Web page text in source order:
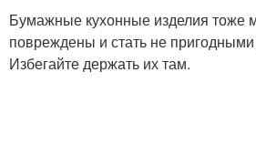
Бумажные кухонные изделия тоже
повреждены и стать не
Избегайте держать их там.